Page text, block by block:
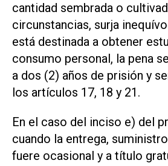
cantidad sembrada o
circunstancias, surja
está destinada a obtener
consumo personal, la pena
a dos (2) años de prisión y
los artículos 17, 18 y 21.
En el caso del inciso e) del
cuando la entrega,
fuere ocasional y a título